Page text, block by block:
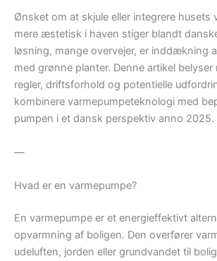
Ønsket om at skjule eller integrere husets
mere æstetisk i haven stiger blandt
løsning, mange overvejer, er inddækning
med grønne planter. Denne artikel belyser
regler, driftsforhold og potentielle
kombinere varmepumpeteknologi med
pumpen i et dansk perspektiv anno 2025.
—
Hvad er en varmepumpe?
En varmepumpe er et energieffektivt
opvarmning af boligen. Den overfører
udeluften, jorden eller grundvandet til